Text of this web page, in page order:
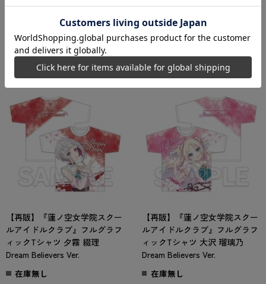
2024年11月中旬発売予定 2024年11月中旬発売予定
6,600
【再販】『蓮ノ空女学院スクー
ルアイドルクラブ』フルグラフ
ィックTシャツ 夕霧 綴理
Dream Believers Ver.
在庫無し
【再販】『蓮ノ空女学院スクー
ルアイドルクラブ』フルグラフ
ィックTシャツ 大沢 瑠璃乃
Dream Believers Ver.
在庫無し